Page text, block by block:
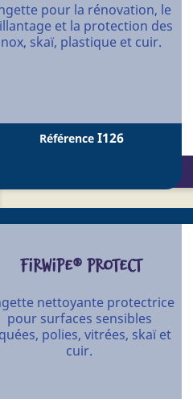
pour la rénovation, le
et la protection des
skaï, plastique et cuir.
Référence I126
FIRWIPE® PROTECT
nettoyante protectrice
pour surfaces sensibles
polies, vitrées, skaï et
cuir.